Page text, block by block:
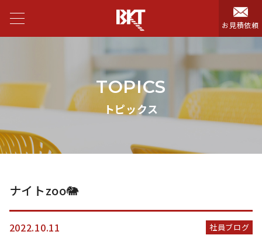
お見積依頼
TOPICS
トピックス
ナイトzoo🐘
2022.10.11 社員ブログ